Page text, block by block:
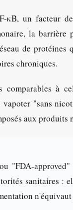
κB, un facteur
la
de
chroniques.
comparables à
"sans
aux
"FDA-
sanitaires :